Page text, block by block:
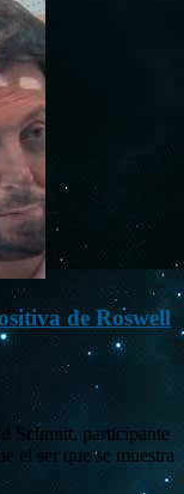
de Roswell
Schmitt, participante
el ser que se muestra